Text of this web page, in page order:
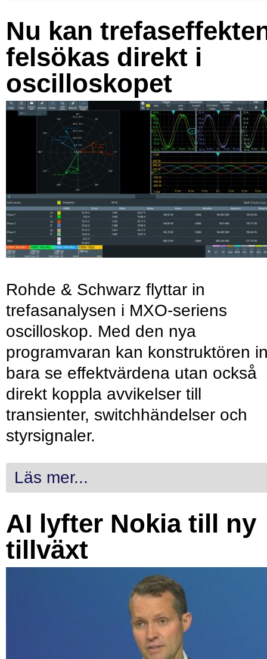
Nu kan
felsökas direkt i
oscilloskopet
Rohde & Schwarz flyttar in
trefasanalysen i MXO-seriens
oscilloskop. Med den nya
programvaran kan konstruktören
bara se effektvärdena utan också
direkt koppla avvikelser till
transienter, switchhändelser och
styrsignaler.
Läs mer...
AI lyfter Nokia till ny
tillväxt